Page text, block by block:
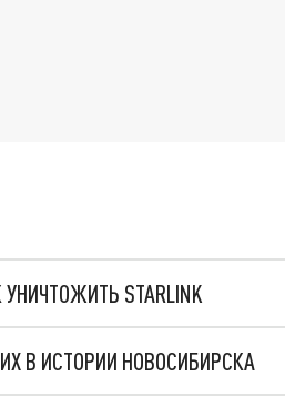
STARLINK
В ИСТОРИИ НОВОСИБИРСКА